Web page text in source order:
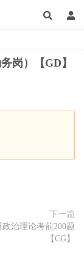
岗）【GD】
下一篇
政治理论考前200题
【CG】